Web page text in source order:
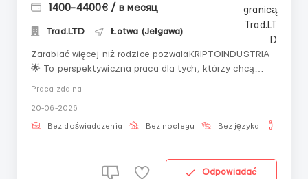
1400-4400€ / в месяц
Trad.LTD Łotwa (Jełgawa)
Zarabiać więcej niż rodzice pozwalaKRIPTOINDUSTRIA
🌟 To perspektywiczna praca dla tych, którzy chcą
horyzonty.Tutaj można nie tylko zarabiać, ale także
budować swoją przyszłość. Oferujemy:✅ Szkolenie...
Praca zdalna
20-06-2026
Bez doświadczenia Bez noclegu Bez języka
Odpowiadać